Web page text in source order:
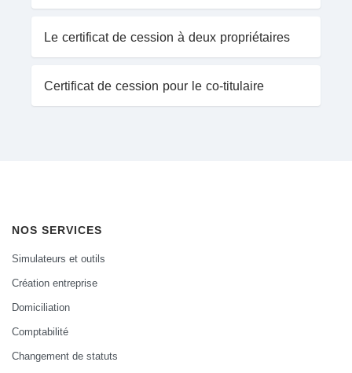
Le certificat de cession à deux propriétaires
Certificat de cession pour le co-titulaire
NOS SERVICES
Simulateurs et outils
Création entreprise
Domiciliation
Comptabilité
Changement de statuts